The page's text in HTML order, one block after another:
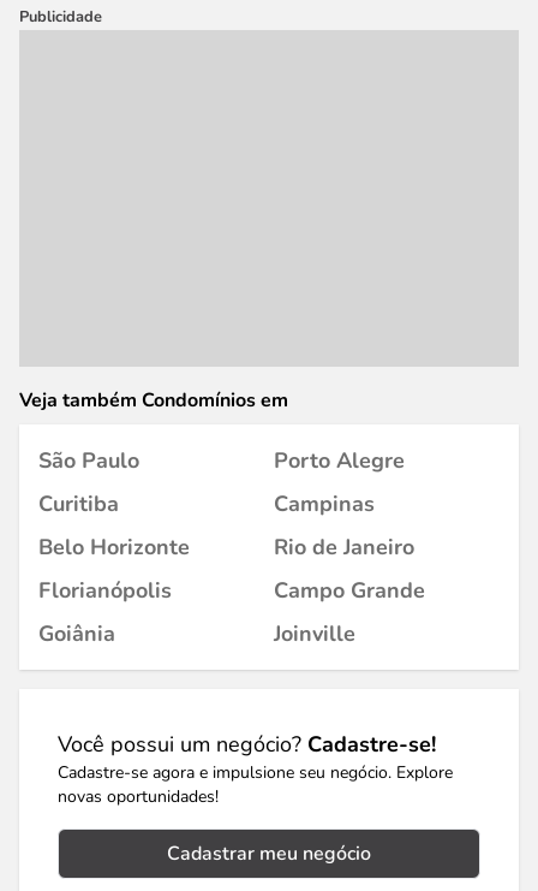
Publicidade
Veja também Condomínios em
São Paulo
Porto Alegre
Curitiba
Campinas
Belo Horizonte
Rio de Janeiro
Florianópolis
Campo Grande
Goiânia
Joinville
Você possui um negócio? Cadastre-se!
Cadastre-se agora e impulsione seu negócio. Explore
novas oportunidades!
Cadastrar meu negócio